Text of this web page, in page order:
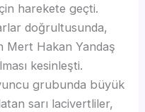
harekete geçti.
doğrultusunda,
Mert Hakan Yandaş
kesinleşti.
grubunda büyük
sarı lacivertliler,